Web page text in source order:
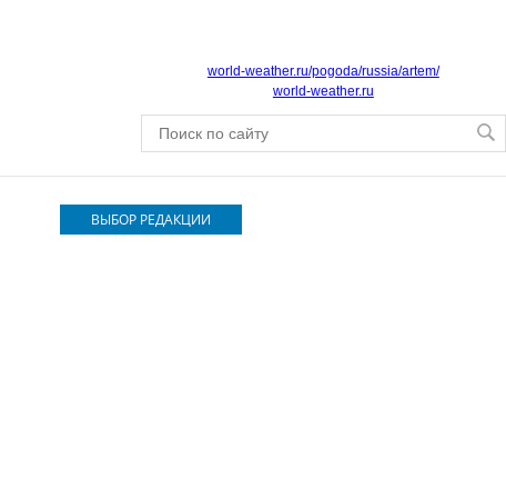
world-weather.ru/pogoda/russia/artem/
world-weather.ru
ВЫБОР РЕДАКЦИИ